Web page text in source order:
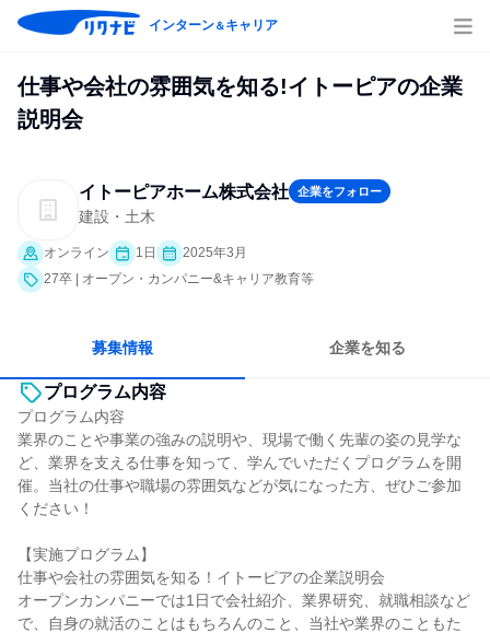
インターン＆キャリア
仕事や会社の雰囲気を知る!イトーピアの企業
説明会
イトーピアホーム株式会社 企業をフォロー
建設・土木
オンライン 1日
2025年3月
27卒 | オープン・カンパニー&キャリア教育等
募集情報 企業を知る
プログラム内容
プログラム内容
業界のことや事業の強みの説明や、現場で働く先輩の姿の見学な
ど、業界を支える仕事を知って、学んでいただくプログラムを開
催。当社の仕事や職場の雰囲気などが気になった方、ぜひご参加
ください！
【実施プログラム】
仕事や会社の雰囲気を知る！イトーピアの企業説明会
オープンカンパニーでは1日で会社紹介、業界研究、就職相談など
で、自身の就活のことはもちろんのこと、当社や業界のこともた